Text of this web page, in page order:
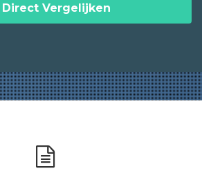
Direct Vergelijken